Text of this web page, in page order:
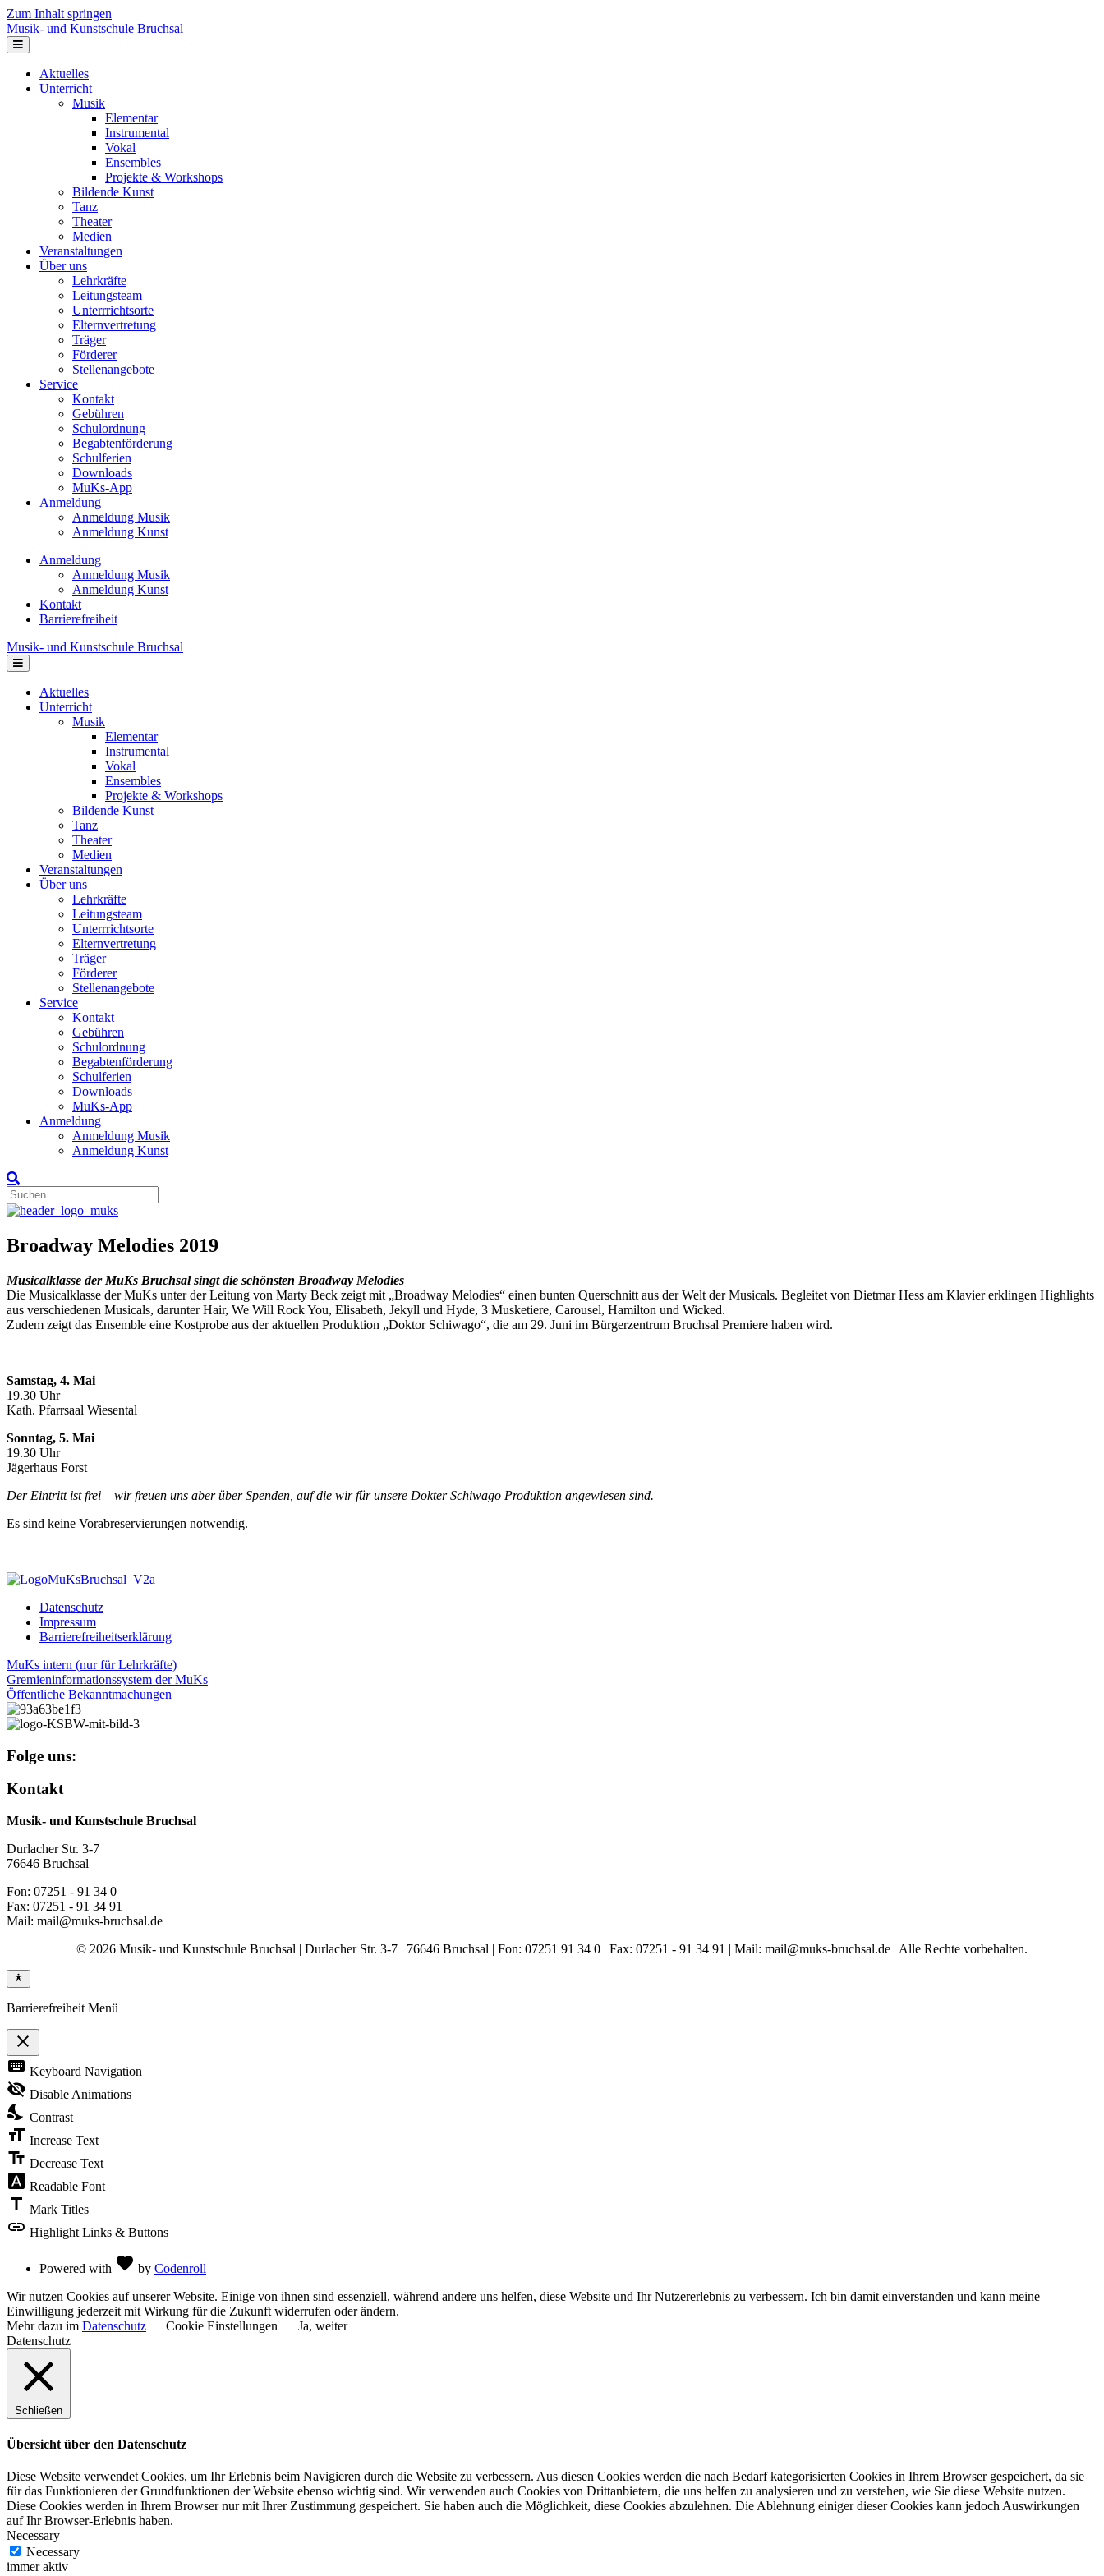
Zum Inhalt springen
Musik- und Kunstschule Bruchsal
Navigation
Aktuelles
Unterricht
Musik
Elementar
Instrumental
Vokal
Ensembles
Projekte & Workshops
Bildende Kunst
Tanz
Theater
Medien
Veranstaltungen
Über uns
Lehrkräfte
Leitungsteam
Unterrrichtsorte
Elternvertretung
Träger
Förderer
Stellenangebote
Service
Kontakt
Gebühren
Schulordnung
Begabtenförderung
Schulferien
Downloads
MuKs-App
Anmeldung
Anmeldung Musik
Anmeldung Kunst
Anmeldung
Anmeldung Musik
Anmeldung Kunst
Kontakt
Barrierefreiheit
Musik- und Kunstschule Bruchsal
Navigation
Aktuelles
Unterricht
Musik
Elementar
Instrumental
Vokal
Ensembles
Projekte & Workshops
Bildende Kunst
Tanz
Theater
Medien
Veranstaltungen
Über uns
Lehrkräfte
Leitungsteam
Unterrrichtsorte
Elternvertretung
Träger
Förderer
Stellenangebote
Service
Kontakt
Gebühren
Schulordnung
Begabtenförderung
Schulferien
Downloads
MuKs-App
Anmeldung
Anmeldung Musik
Anmeldung Kunst
Broadway Melodies 2019
Musicalklasse der MuKs Bruchsal singt die schönsten Broadway Melodies
Die Musicalklasse der MuKs unter der Leitung von Marty Beck zeigt mit „Broadway Melodies“ einen bunten Querschnitt aus der Welt der Musicals. Begleitet von Dietmar Hess am Klavier erklingen Highlights
aus verschiedenen Musicals, darunter Hair, We Will Rock You, Elisabeth, Jekyll und Hyde, 3 Musketiere, Carousel, Hamilton und Wicked.
Zudem zeigt das Ensemble eine Kostprobe aus der aktuellen Produktion „Doktor Schiwago“, die am 29. Juni im Bürgerzentrum Bruchsal Premiere haben wird.
Samstag, 4. Mai
19.30 Uhr
Kath. Pfarrsaal Wiesental
Sonntag, 5. Mai
19.30 Uhr
Jägerhaus Forst
Der Eintritt ist frei – wir freuen uns aber über Spenden, auf die wir für unsere Dokter Schiwago Produktion angewiesen sind.
Es sind keine Vorabreservierungen notwendig.
Datenschutz
Impressum
Barrierefreiheitserklärung
MuKs intern (nur für Lehrkräfte)
Gremieninformationssystem der MuKs
Öffentliche Bekanntmachungen
Folge uns:
Kontakt
Musik- und Kunstschule Bruchsal
Durlacher Str. 3-7
76646 Bruchsal
Fon: 07251 - 91 34 0
Fax: 07251 - 91 34 91
Mail: mail@muks-bruchsal.de
© 2026 Musik- und Kunstschule Bruchsal | Durlacher Str. 3-7 | 76646 Bruchsal | Fon: 07251 91 34 0 | Fax: 07251 - 91 34 91 | Mail: mail@muks-bruchsal.de | Alle Rechte vorbehalten.
Barrierefreiheit Menü
close
Toggle
the
visibility
of
Accessibility
Toolbar
keyboard Keyboard Navigation
visibility_off Disable Animations
nights_stay Contrast
format_size Increase Text
text_fields Decrease Text
font_download Readable Font
title Mark Titles
link Highlight Links & Buttons
Powered with favorite by Codenroll
Wir nutzen Cookies auf unserer Website. Einige von ihnen sind essenziell, während andere uns helfen, diese Website und Ihr Nutzererlebnis zu verbessern. Ich bin damit einverstanden und kann meine
Einwilligung jederzeit mit Wirkung für die Zukunft widerrufen oder ändern.
Mehr dazu im Datenschutz Cookie Einstellungen
Ja, weiter
Datenschutz
Schließen
Übersicht über den Datenschutz
Diese Website verwendet Cookies, um Ihr Erlebnis beim Navigieren durch die Website zu verbessern. Aus diesen Cookies werden die nach Bedarf kategorisierten Cookies in Ihrem Browser gespeichert, da sie
für das Funktionieren der Grundfunktionen der Website ebenso wichtig sind. Wir verwenden auch Cookies von Drittanbietern, die uns helfen zu analysieren und zu verstehen, wie Sie diese Website nutzen.
Diese Cookies werden in Ihrem Browser nur mit Ihrer Zustimmung gespeichert. Sie haben auch die Möglichkeit, diese Cookies abzulehnen. Die Ablehnung einiger dieser Cookies kann jedoch Auswirkungen
auf Ihr Browser-Erlebnis haben.
Necessary
Necessary
immer aktiv